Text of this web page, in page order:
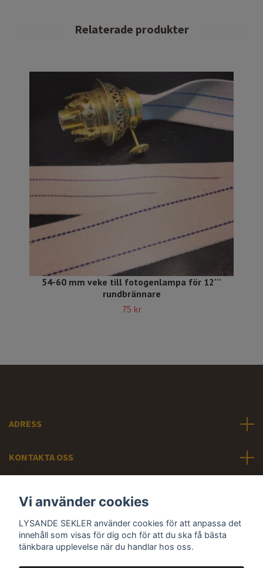
54-60 mm veke till fotogenlampa för 12'''
rundbrännare
75 kr
ADRESS
KONTAKTA OSS
Sociala medier
Vi använder cookies
LYSANDE SEKLER använder cookies för att anpassa det
innehåll som visas för dig och för att du ska få bästa
tänkbara upplevelse när du handlar hos oss.